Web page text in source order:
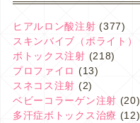
ヒアルロン酸注射 (377)
スキンバイブ（ボライト）
ボトックス注射 (218)
プロファイロ (13)
スネコス注射 (2)
ベビーコラーゲン注射 (20)
多汗症ボトックス治療 (12)